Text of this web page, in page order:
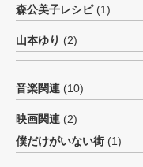
森公美子レシピ(1)
山本ゆり (2)
音楽関連 (10)
映画関連 (2)
僕だけがいない街 (1)